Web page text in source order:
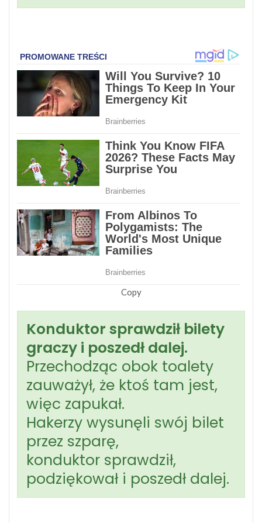
Copy
Konduktor sprawdził bilety
graczy i poszedł dalej.
Przechodząc obok toalety
zauważył, że ktoś tam jest,
więc zapukał.
Hakerzy wysunęli swój bilet
przez szparę,
konduktor sprawdził,
podziękował i poszedł dalej.